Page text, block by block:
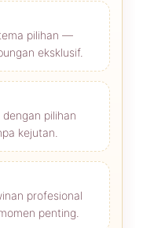
pilihan —
eksklusif.
pilihan
kejutan.
profesional
penting.